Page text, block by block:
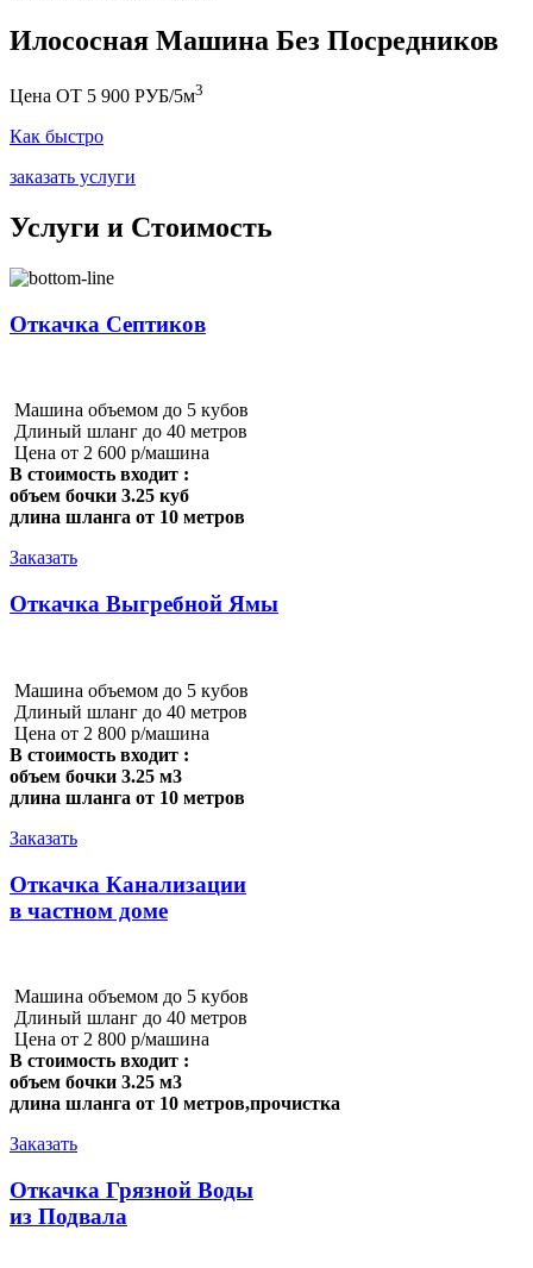
Илососная Машина Без Посредников
Цена ОТ 5 900 РУБ/5м3
Как быстро
заказать услуги
Услуги и Стоимость
Откачка Септиков
Машина объемом до 5 кубов
Длиный шланг до 40 метров
Цена от 2 600 р/машина
В стоимость входит :
объем бочки 3.25 куб
длина шланга от 10 метров
Заказать
Откачка Выгребной Ямы
Машина объемом до 5 кубов
Длиный шланг до 40 метров
Цена от 2 800 р/машина
В стоимость входит :
объем бочки 3.25 м3
длина шланга от 10 метров
Заказать
Откачка Канализации
в частном доме
Машина объемом до 5 кубов
Длиный шланг до 40 метров
Цена от 2 800 р/машина
В стоимость входит :
объем бочки 3.25 м3
длина шланга от 10 метров,прочистка
Заказать
Откачка Грязной Воды
из Подвала